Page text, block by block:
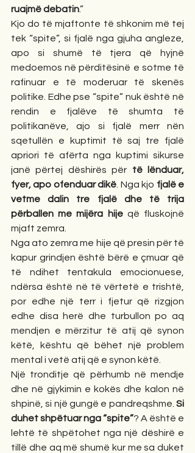
ruajmë debatin.”
Kjo do të mjaftonte të shkonim më tej
tek “spite”, si fjalë nga gjuha angleze,
apo si shumë të tjera që hyjnë
medoemos në përditësinë e sotme të
rafinuar e të moderuar të skenës
politike. Edhe pse “spite” nuk është në
rendin e fjalëve të shumta të
politikanëve, ajo si fjalë merr nën
sqetullën e kuptimit të saj tre fjalë
apriori të afërta nga kuptimi sikurse
janë përtej dëshirës për të lënduar,
fyer, apo ofenduar dikë . Nga kjo fjalë e
vetme dalin tre fjalë dhe të trija
përballen me mijëra hije që fluskojnë
mjaft zemra.
Nga ato zemra me hije që presin për të
kapur grindjen është bërë e çmuar që
të ndihet tentakula emocionuese,
ndërsa është në të vërtetë e trishtë,
por edhe një terr i fjetur që rizgjon
edhe disa herë dhe turbullon po aq
mendjen e mërzitur të atij që synon
këtë, kështu që bëhet një problem
mental i vetë atij që e synon këtë.
Një tronditje që përhumb në mendje
dhe në gjykimin e kokës dhe kalon në
shpinë, si një gungë e pandreqshme. Si
duhet shpëtuar nga “spite”? A është e
lehtë të shpëtohet nga një dëshirë e
tillë dhe aq më shumë kur me sa duket